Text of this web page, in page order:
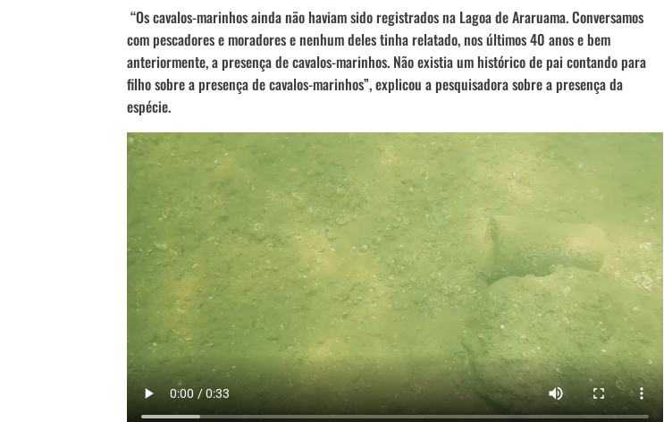
“Os cavalos-marinhos ainda não haviam sido registrados na Lagoa de Araruama. Conversamos
com pescadores e moradores e nenhum deles tinha relatado, nos últimos 40 anos e bem
anteriormente, a presença de cavalos-marinhos. Não existia um histórico de pai contando para
filho sobre a presença de cavalos-marinhos”, explicou a pesquisadora sobre a presença da
espécie.